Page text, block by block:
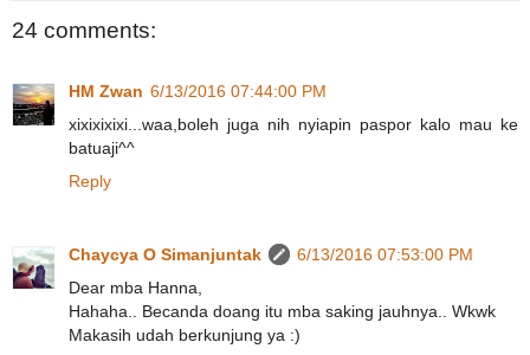
24 comments:
HM Zwan 6/13/2016 07:44:00 PM
xixixixixi...waa,boleh juga nih nyiapin paspor kalo mau ke
batuaji^^
Reply
Chaycya O Simanjuntak
6/13/2016 07:53:00 PM
Dear mba Hanna,
Hahaha.. Becanda doang itu mba saking jauhnya.. Wkwk
Makasih udah berkunjung ya :)